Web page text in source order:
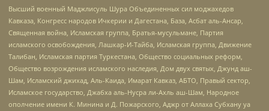
Высший военный Маджлисуль Шура Объединенных сил моджахедов
Кавказа, Конгресс народов Ичкерии и Дагестана, База, Асбат аль-Ансар,
Священная война, Исламская группа, Братья-мусульмане, Партия
исламского освобождения, Лашкар-И-Тайба, Исламская группа, Движение
Талибан, Исламская партия Туркестана, Общество социальных реформ,
Общество возрождения исламского наследия, Дом двух святых, Джунд аш-
Шам, Исламский джихад, Аль-Каида, Имарат Кавказ, АБТО, Правый сектор,
Исламское государство, Джабха аль-Нусра ли-Ахль аш-Шам, Народное
ополчение имени К. Минина и Д. Пожарского, Аджр от Аллаха Субхану уа